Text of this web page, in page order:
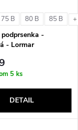
75 B 80 B 85 B
-
- Lormar
5 ks
DETAIL